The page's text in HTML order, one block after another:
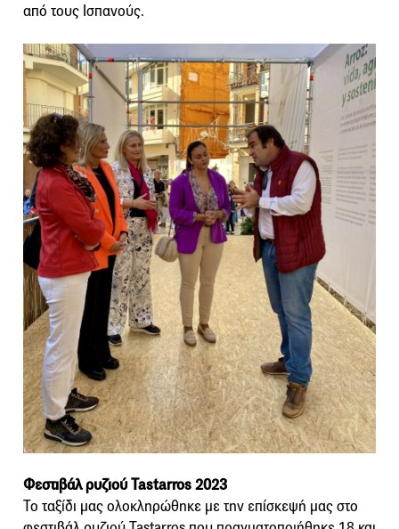
από τους Ισπανούς.
Φεστιβάλ ρυζιού Tastarros 2023
Το ταξίδι μας ολοκληρώθηκε με την επίσκεψή μας στο